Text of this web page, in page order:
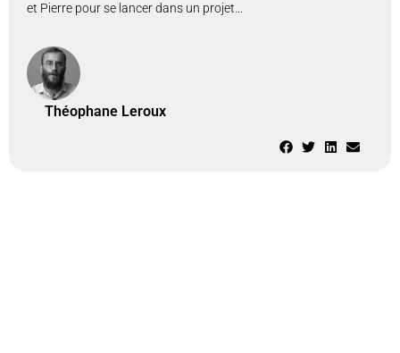
et Pierre pour se lancer dans un projet...
Théophane Leroux